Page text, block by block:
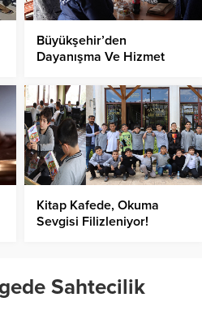
Büyükşehir’den
Dayanışma Ve Hizmet
Kitap Kafede, Okuma
Sevgisi Filizleniyor!
Sahtecilik